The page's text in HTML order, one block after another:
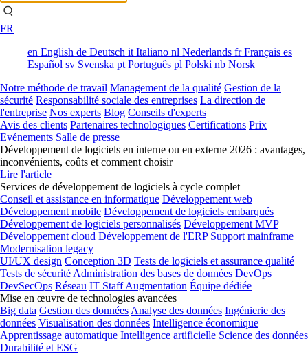
FR
en English de Deutsch it Italiano nl Nederlands frFrançais es
Español sv Svenska pt Português pl Polski nb Norsk
Notre méthode de travail Management de la qualité Gestion de la
sécurité Responsabilité sociale des entreprises La direction de
l'entreprise Nos experts Blog Conseils d'experts
Avis des clients Partenaires technologiques Certifications Prix
Evénements Salle de presse
Développement de logiciels en interne ou en externe 2026 : avantages,
inconvénients, coûts et comment choisir
Lire l'article
Services de développement de logiciels à cycle complet
Conseil et assistance en informatique Développement web
Développement mobile Développement de logiciels embarqués
Développement de logiciels personnalisés Développement MVP
Développement cloud Développement de l'ERP Support mainframe
Modernisation legacy
UI/UX design Conception 3D Tests de logiciels et assurance qualité
Tests de sécurité Administration des bases de données DevOps
DevSecOps Réseau IT Staff Augmentation Équipe dédiée
Mise en œuvre de technologies avancées
Big data Gestion des données Analyse des données Ingénierie des
données Visualisation des données Intelligence économique
Apprentissage automatique Intelligence artificielle Science des données
Durabilité et ESG